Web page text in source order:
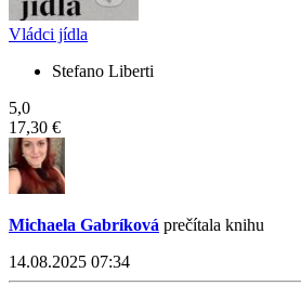
Vládci jídla
Stefano Liberti
5,0
17,30 €
Michaela Gabríková prečítala knihu
14.08.2025 07:34